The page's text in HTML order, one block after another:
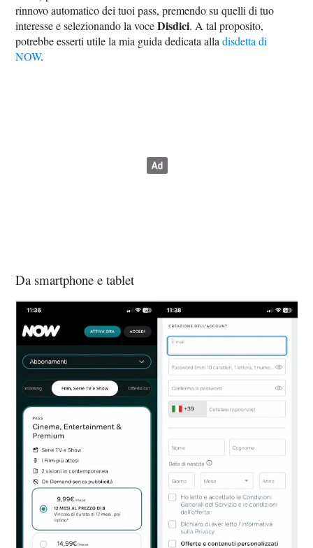
rinnovo automatico dei tuoi pass, premendo su quelli di tuo
interesse e selezionando la voceDisdici. A tal proposito,
potrebbe esserti utile la mia guida dedicata alladisdetta di
NOW.
Da smartphone e tablet